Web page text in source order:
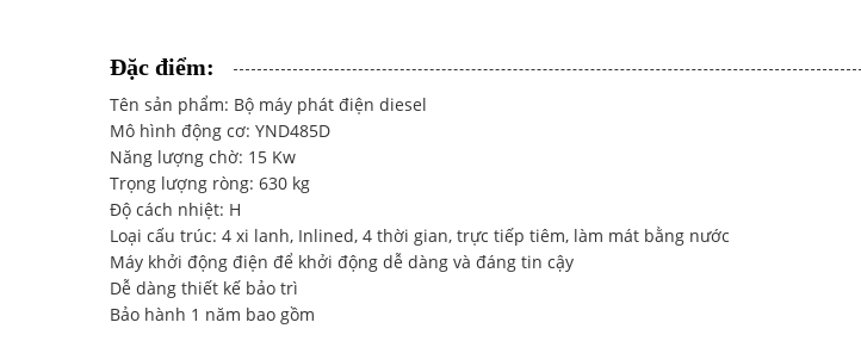
Đặc điểm:
Tên sản phẩm: Bộ máy phát điện diesel
Mô hình động cơ: YND485D
Năng lượng chờ: 15 Kw
Trọng lượng ròng: 630 kg
Độ cách nhiệt: H
Loại cấu trúc: 4 xi lanh, Inlined, 4 thời gian, trực tiếp tiêm, làm mát bằng nước
Máy khởi động điện để khởi động dễ dàng và đáng tin cậy
Dễ dàng thiết kế bảo trì
Bảo hành 1 năm bao gồm